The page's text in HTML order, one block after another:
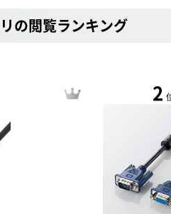
の閲覧ランキング
2